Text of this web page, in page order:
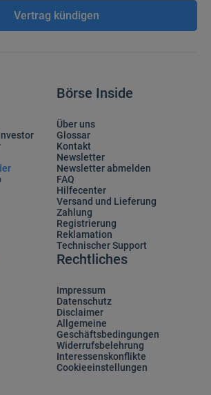
Vertrag kündigen
Börse Inside
Über uns
Glossar
Kontakt
Newsletter
Newsletter abmelden
FAQ
Hilfecenter
Versand und Lieferung
Zahlung
Registrierung
Reklamation
Technischer Support
Rechtliches
Impressum
Datenschutz
Disclaimer
Allgemeine
Geschäftsbedingungen
Widerrufsbelehrung
Interessenskonflikte
Cookieeinstellungen